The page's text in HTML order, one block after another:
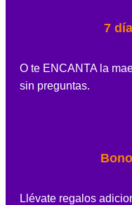
7
O te ENCANTA la
sin preguntas.
Llévate regalos